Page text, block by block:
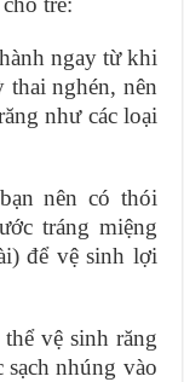
ngay từ khi
nghén, nên
như các loại
nên có thói
tráng miệng
để vệ sinh lợi
vệ sinh răng
sạch nhúng vào